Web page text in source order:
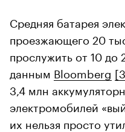
Средняя батарея
проезжающего 20
прослужить от 10 до
данным Bloomberg
3,4 млн
электромобилей
их нельзя просто